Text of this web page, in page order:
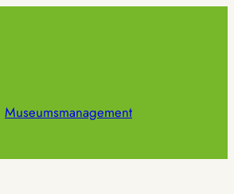
Museumsmanagement